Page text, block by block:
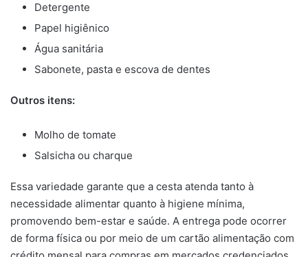
Detergente
Papel higiênico
Água sanitária
Sabonete, pasta e escova de dentes
Outros itens:
Molho de tomate
Salsicha ou charque
Essa variedade garante que a cesta atenda tanto à
necessidade alimentar quanto à higiene mínima,
promovendo bem-estar e saúde. A entrega pode ocorrer
de forma física ou por meio de um cartão alimentação com